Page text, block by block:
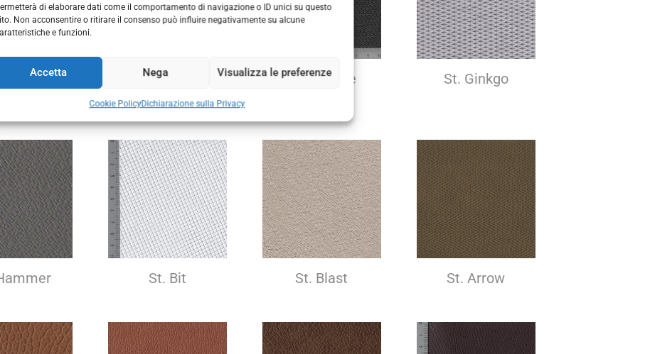
di elaborare dati come il comportamento di navigazione o ID unici su questo
Non acconsentire o ritirare il consenso può influire negativamente su alcune
e funzioni.
Accetta Nega Visualizza le preferenze
Cookie PolicyDichiarazione sulla Privacy
89 St. 765
St. Alveare
St. Ginkgo
St. Bit St. Blast St. Arrow